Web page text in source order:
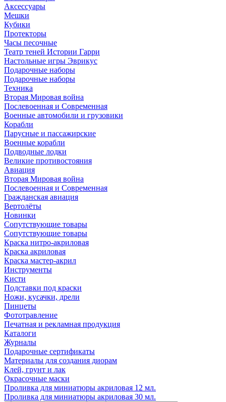
Аксессуары
Мешки
Кубики
Протекторы
Часы песочные
Театр теней Истории Гарри
Настольные игры Эврикус
Подарочные наборы
Подарочные наборы
Техника
Вторая Мировая война
Послевоенная и Современная
Военные автомобили и грузовики
Корабли
Парусные и пассажирские
Военные корабли
Подводные лодки
Великие противостояния
Авиация
Вторая Мировая война
Послевоенная и Современная
Гражданская авиация
Вертолёты
Новинки
Сопутствующие товары
Сопутствующие товары
Краска нитро-акриловая
Краска акриловая
Краска мастер-акрил
Инструменты
Кисти
Подставки под краски
Ножи, кусачки, дрели
Пинцеты
Фототравление
Печатная и рекламная продукция
Каталоги
Журналы
Подарочные сертификаты
Материалы для создания диорам
Клей, грунт и лак
Окрасочные маски
Проливка для миниатюры акриловая 12 мл.
Проливка для миниатюры акриловая 30 мл.